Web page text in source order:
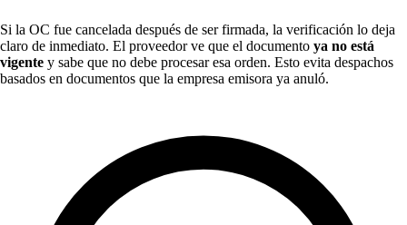
Si la OC fue cancelada después de ser firmada, la verificación lo deja
claro de inmediato. El proveedor ve que el documento ya no está
vigente y sabe que no debe procesar esa orden. Esto evita despachos
basados en documentos que la empresa emisora ya anuló.